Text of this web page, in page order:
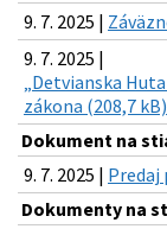
9. 7. 2025 |
9. 7. 2025 |
„Detvianska
zákona (208,7 kB)
Dokument na
9. 7. 2025 | Predaj
Dokumenty na